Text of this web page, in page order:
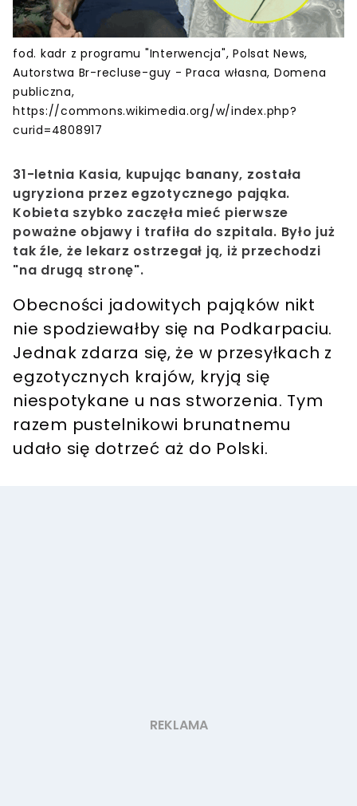
fod. kadr z programu "Interwencja", Polsat News,
Autorstwa Br-recluse-guy - Praca własna, Domena
publiczna,
https://commons.wikimedia.org/w/index.php?
curid=4808917
31-letnia Kasia, kupując banany, została
ugryziona przez egzotycznego pająka.
Kobieta szybko zaczęła mieć pierwsze
poważne objawy i trafiła do szpitala. Było już
tak źle, że lekarz ostrzegał ją, iż przechodzi
"na drugą stronę".
Obecności jadowitych pająków nikt
nie spodziewałby się na Podkarpaciu.
Jednak zdarza się, że w przesyłkach z
egzotycznych krajów, kryją się
niespotykane u nas stworzenia. Tym
razem pustelnikowi brunatnemu
udało się dotrzeć aż do Polski.